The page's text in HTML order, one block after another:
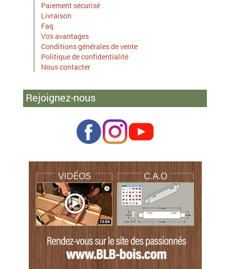
Paiement sécurisé
Livraison
Faq
Vos avantages
Conditions générales de vente
Politique de confidentialité
Nous contacter
Rejoignez-nous